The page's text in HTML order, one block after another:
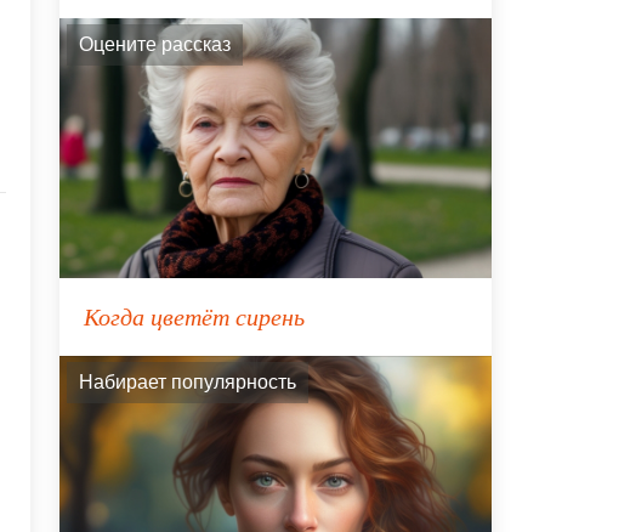
Оцените рассказ
Когда цветёт сирень
Набирает популярность